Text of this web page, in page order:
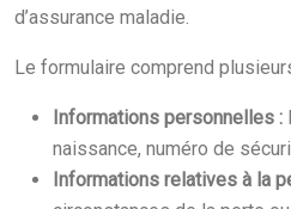
d’assurance maladie.
Le formulaire comprend
Informations personnelles :
naissance, numéro de
Informations relatives à la